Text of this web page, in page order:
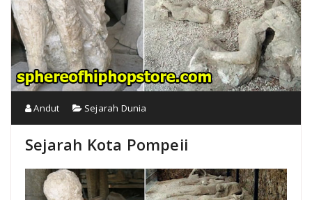
Andut Sejarah Dunia
Sejarah Kota Pompeii